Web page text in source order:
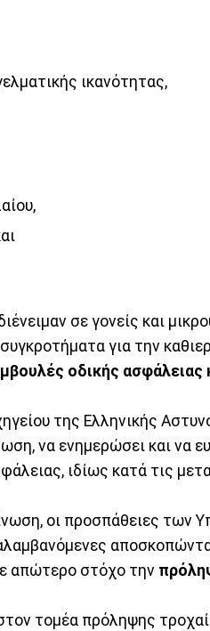
ικανότητας,
σε γονείς και
για την
οδικής ασφάλειας
της Ελληνικής
να ενημερώσει και να
ιδίως κατά τις
οι προσπάθειες των
απώτερο στόχο την
τομέα πρόληψης